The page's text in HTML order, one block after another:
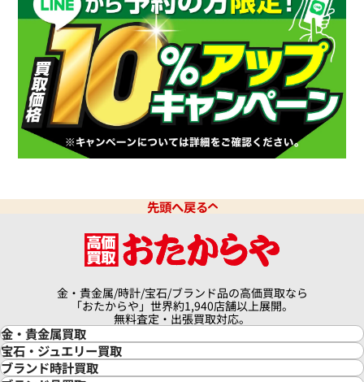
先頭へ戻る
金・貴金属/時計/宝石/ブランド品の高価買取なら
「おたからや」世界約1,940店舗以上展開。
無料査定・出張買取対応。
金・貴金属買取
金買取
金の相場価格情報
宝石・ジュエリー買取
宝石・ジュエリー買取
ブランド時計買取